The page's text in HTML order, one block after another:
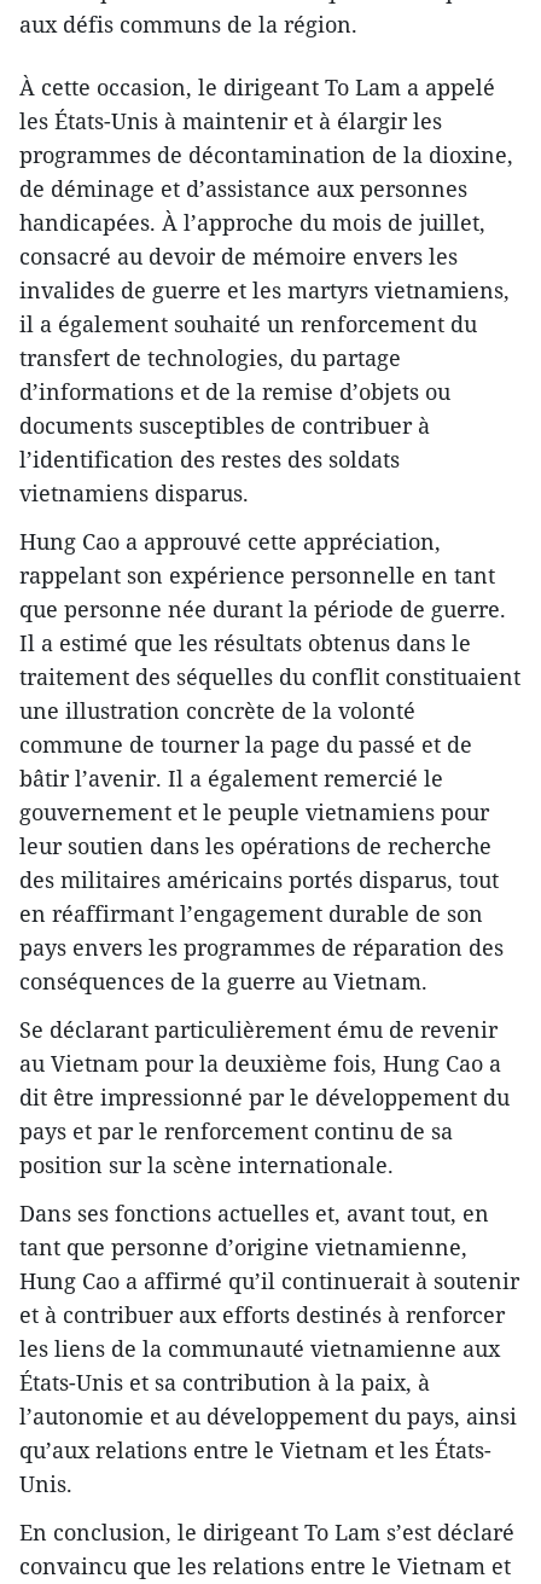
aux défis communs de la région.
À cette occasion, le dirigeant To Lam a appelé
les États-Unis à maintenir et à élargir les
programmes de décontamination de la dioxine,
de déminage et d’assistance aux personnes
handicapées. À l’approche du mois de juillet,
consacré au devoir de mémoire envers les
invalides de guerre et les martyrs vietnamiens,
il a également souhaité un renforcement du
transfert de technologies, du partage
d’informations et de la remise d’objets ou
documents susceptibles de contribuer à
l’identification des restes des soldats
vietnamiens disparus.
Hung Cao a approuvé cette appréciation,
rappelant son expérience personnelle en tant
que personne née durant la période de guerre.
Il a estimé que les résultats obtenus dans le
traitement des séquelles du conflit constituaient
une illustration concrète de la volonté
commune de tourner la page du passé et de
bâtir l’avenir. Il a également remercié le
gouvernement et le peuple vietnamiens pour
leur soutien dans les opérations de recherche
des militaires américains portés disparus, tout
en réaffirmant l’engagement durable de son
pays envers les programmes de réparation des
conséquences de la guerre au Vietnam.
Se déclarant particulièrement ému de revenir
au Vietnam pour la deuxième fois, Hung Cao a
dit être impressionné par le développement du
pays et par le renforcement continu de sa
position sur la scène internationale.
Dans ses fonctions actuelles et, avant tout, en
tant que personne d’origine vietnamienne,
Hung Cao a affirmé qu’il continuerait à soutenir
et à contribuer aux efforts destinés à renforcer
les liens de la communauté vietnamienne aux
États-Unis et sa contribution à la paix, à
l’autonomie et au développement du pays, ainsi
qu’aux relations entre le Vietnam et les États-
Unis.
En conclusion, le dirigeant To Lam s’est déclaré
convaincu que les relations entre le Vietnam et